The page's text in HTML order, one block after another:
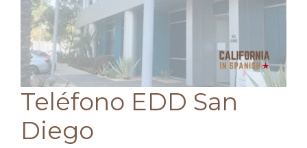
Teléfono EDD San
Diego